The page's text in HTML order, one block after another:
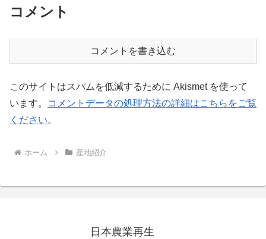
コメント
コメントを書き込む
このサイトはスパムを低減するために Akismet を使って
います。
コメントデータの処理方法の詳細はこちらをご覧
ください。
ホーム 産地紹介
日本農業再生